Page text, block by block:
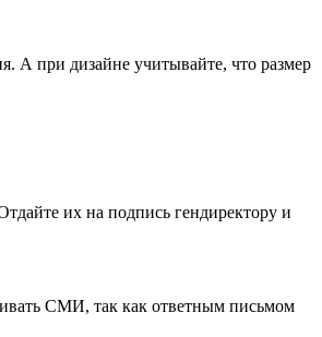
А при дизайне учитывайте, что размер
их на подпись гендиректору и
СМИ, так как ответным письмом